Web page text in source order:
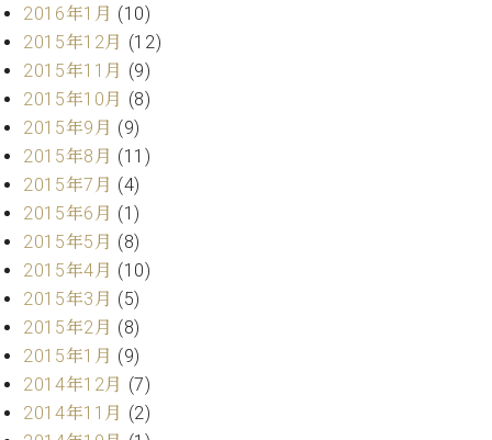
ロ
グ
ク
セ
ス
お
問
い
わ
せ
ー
テ
ィ
2016年1月 (10)
2015年12月 (12)
2015年11月 (9)
2015年10月 (8)
2015年9月 (9)
2015年8月 (11)
2015年7月 (4)
2015年6月 (1)
2015年5月 (8)
2015年4月 (10)
2015年3月 (5)
2015年2月 (8)
2015年1月 (9)
2014年12月 (7)
2014年11月 (2)